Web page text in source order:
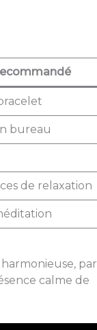
bureau
de relaxation
par
calme de